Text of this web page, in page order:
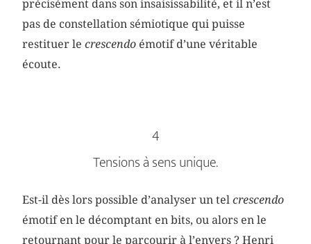
précisément dans son insaisissabilité, et il n’est
pas de constellation sémiotique qui puisse
restituer lecrescendo émotif d’une véritable
écoute.
4
Tensions à sens unique.
Est-il dès lors possible d’analyser un telcrescendo
émotif en le décomptant en bits, ou alors en le
retournant pour le parcourir à l’envers ? Henri